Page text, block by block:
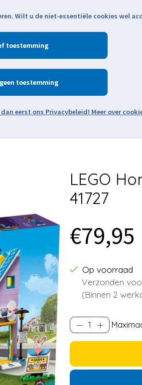
Zoeken
LEGO
41727
€79,95
Op voorraad
Verzonden
(Binnen 2
Wilt u de niet-essentiële cookies wel
Meer over